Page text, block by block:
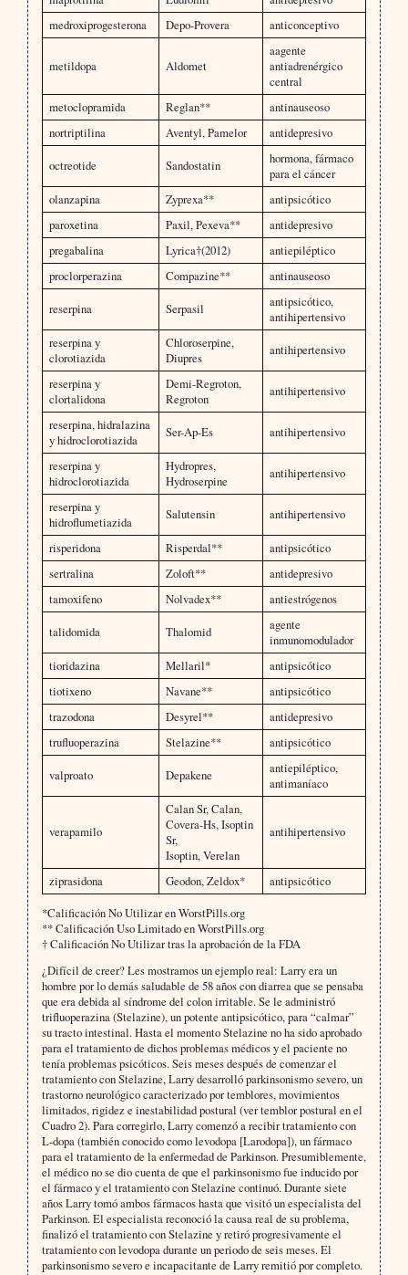
medroxiprogesterona
Depo-Provera anticonceptivo
metildopa Aldomet
aagente
antiadrenérgico
central
metoclopramida
Reglan**
antinauseoso
nortriptilina
Aventyl, Pamelor
antidepresivo
octreotide
Sandostatin
hormona, fármaco
para el cáncer
olanzapina
Zyprexa**
antipsicótico
paroxetina
Paxil, Pexeva**
antidepresivo
pregabalina
Lyrica†(2012)
antiepiléptico
proclorperazina
Compazine**
antinauseoso
reserpina
Serpasil
antipsicótico,
antihipertensivo
reserpina y
clorotiazida
Chloroserpine,
Diupres
antihipertensivo
reserpina y
clortalidona
Demi-Regroton,
Regroton
antihipertensivo
reserpina, hidralazina
y hidroclorotiazida
Ser-Ap-Es antihipertensivo
reserpina y
hidroclorotiazida
Hydropres,
Hydroserpine
antihipertensivo
reserpina y
hidroflumetiazida
Salutensin antihipertensivo
risperidona Risperdal**
antipsicótico
sertralina
Zoloft**
antidepresivo
tamoxifeno
Nolvadex**
antiestrógenos
talidomida
Thalomid
agente
inmunomodulador
tioridazina
Mellaril*
antipsicótico
tiotixeno
Navane**
antipsicótico
trazodona
Desyrel**
antidepresivo
trufluoperazina
Stelazine**
antipsicótico
valproato
Depakene
antiepiléptico,
antimaníaco
verapamilo
Calan Sr, Calan,
Covera-Hs, Isoptin
Sr,
Isoptin, Verelan
antihipertensivo
ziprasidona Geodon, Zeldox*
antipsicótico
*Calificación No Utilizar en WorstPills.org
** Calificación Uso Limitado en WorstPills.org
† Calificación No Utilizar tras la aprobación de la FDA
¿Difícil de creer? Les mostramos un ejemplo real: Larry era un
hombre por lo demás saludable de 58 años con diarrea que se pensaba
que era debida al síndrome del colon irritable. Se le administró
trifluoperazina (Stelazine), un potente antipsicótico, para “calmar”
su tracto intestinal. Hasta el momento Stelazine no ha sido aprobado
para el tratamiento de dichos problemas médicos y el paciente no
tenía problemas psicóticos. Seis meses después de comenzar el
tratamiento con Stelazine, Larry desarrolló parkinsonismo severo, un
trastorno neurológico caracterizado por temblores, movimientos
limitados, rigidez e inestabilidad postural (ver temblor postural en el
Cuadro 2). Para corregirlo, Larry comenzó a recibir tratamiento con
L-dopa (también conocido como levodopa [Larodopa]), un fármaco
para el tratamiento de la enfermedad de Parkinson. Presumiblemente,
el médico no se dio cuenta de que el parkinsonismo fue inducido por
el fármaco y el tratamiento con Stelazine continuó. Durante siete
años Larry tomó ambos fármacos hasta que visitó un especialista del
Parkinson. El especialista reconoció la causa real de su problema,
finalizó el tratamiento con Stelazine y retiró progresivamente el
tratamiento con levodopa durante un periodo de seis meses. El
parkinsonismo severo e incapacitante de Larry remitió por completo.